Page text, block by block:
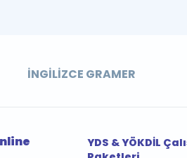
İNGILIZCE GRAMER
YDS & YÖKDİL